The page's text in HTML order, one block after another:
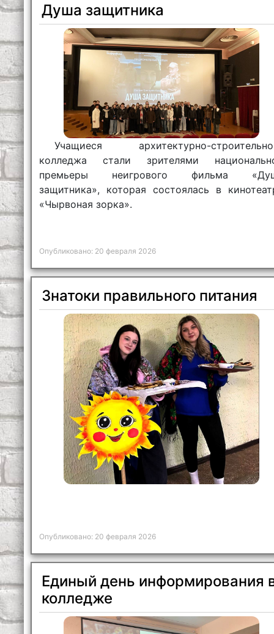
Душа защитника
Учащиеся архитектурно-
колледжа стали зрителями
премьеры неигрового фильма
защитника», которая состоялась в
«Чырвоная зорка».
Опубликовано: 20 февраля 2026
Знатоки правильного питания
Опубликовано: 20 февраля 2026
Единый день информирования
колледже